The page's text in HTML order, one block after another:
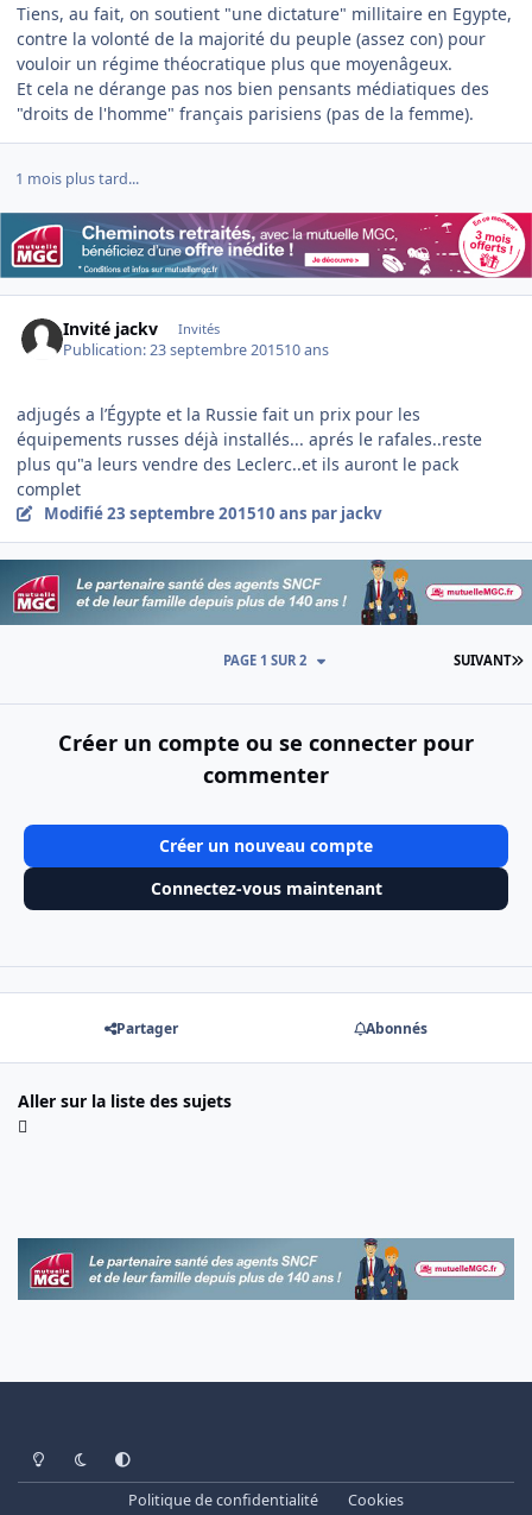
Tiens, au fait, on soutient "une dictature" millitaire en Egypte,
contre la volonté de la majorité du peuple (assez con) pour
vouloir un régime théocratique plus que moyenâgeux.
Et cela ne dérange pas nos bien pensants médiatiques des
"droits de l'homme" français parisiens (pas de la femme).
1 mois plus tard...
Invité jackv Invités
Publication:23 septembre 201510 ans
adjugés a l’Égypte et la Russie fait un prix pour les
équipements russes déjà installés... aprés le rafales..reste
plus qu"a leurs vendre des Leclerc..et ils auront le pack
complet
Modifié23 septembre 201510 ans par jackv
SUIVANT
PAGE 1 SUR 2
Créer un compte ou se connecter pour
commenter
Créer un nouveau compte
Connectez-vous maintenant
Partager Abonnés
Aller sur la liste des sujets
Light ModeDark ModeSystem Preference
Politique de confidentialité Cookies